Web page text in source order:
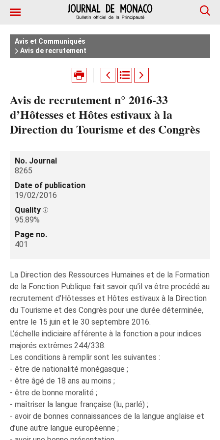
Avis et Communiqués
Avis de recrutement
Avis de recrutement n° 2016-33
d’Hôtesses et Hôtes estivaux à la
Direction du Tourisme et des Congrès
No. Journal
8265
Date of publication
19/02/2016
Quality
95.89%
Page no.
401
La Direction des Ressources Humaines et de la Formation
de la Fonction Publique fait savoir qu’il va être procédé au
recrutement d’Hôtesses et Hôtes estivaux à la Direction
du Tourisme et des Congrès pour une durée déterminée,
entre le 15 juin et le 30 septembre 2016.
L’échelle indiciaire afférente à la fonction a pour indices
majorés extrêmes 244/338.
Les conditions à remplir sont les suivantes :
- être de nationalité monégasque ;
- être âgé de 18 ans au moins ;
- être de bonne moralité ;
- maîtriser la langue française (lu, parlé) ;
- avoir de bonnes connaissances de la langue anglaise et
d’une autre langue européenne ;